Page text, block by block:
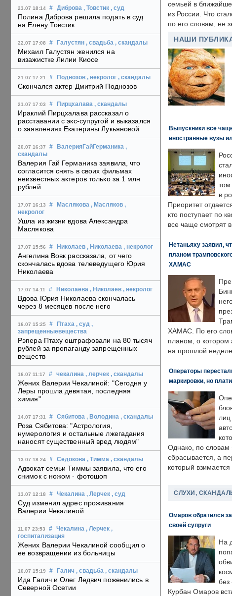
23.07 18:14 # Диброва , Товстик , суд
Полина Диброва решила подать в суд
на Елену Товстик
22.07 17:08 # Галустян , свадьба , скандалы
Михаил Галустян женился на
визажистке Лилии Киосе
21.07 17:21 # Поднозов , некролог , скандалы
Скончался актер Дмитрий Поднозов
21.07 17:03 # Пирцхалава , скандалы
Ираклий Пирцхалава рассказал о
расставании с экс-супругой и выказался
о заявлениях Екатерины Лукьяновой
20.07 16:37 # ВалерияГайГерманика ,
скандалы
Валерия Гай Германика заявила, что
согласится снять в своих фильмах
неизвестных актеров только за 1 млн
рублей
17.07 16:13 # Маслякова , Масляков ,
некролог
Ушла из жизни вдова Александра
Маслякова
17.07 15:56 # Николаев , Николаева , некролог
Ангелина Вовк рассказала, от чего
скончалась вдова телеведущего Юрия
Николаева
17.07 14:11 # Николаева , Николаев , некролог
Вдова Юрия Николаева скончалась
через 8 месяцев после него
16.07 15:25 # Птаха , суд ,
запрещенныевещества
Рэпера Птаху оштрафовали на 80 тысяч
рублей за пропаганду запрещенных
веществ
16.07 11:17 # чекалина , лерчек , скандалы
Жених Валерии Чекалиной: "Сегодня у
Леры прошла девятая, последняя
химия"
14.07 17:31 # Сябитова , Володина , скандалы
Роза Сябитова: "Астрология,
нумерология и остальные лжегадания
наносят существенный вред людям"
13.07 18:24 # Седокова , Тимма , скандалы
Адвокат семьи Тиммы заявила, что его
снимок с ножом - фотошоп
13.07 12:18 # Чекалина , Лерчек , суд
Суд изменил адрес проживания
Валерии Чекалиной
11.07 23:53 # Чекалина , Лерчек ,
госпитализация
Жених Валерии Чекалиной сообщил о
ее возвращении из больницы
10.07 15:19 # Галич , свадьба , скандалы
Ида Галич и Олег Ледвич поженились в
Северной Осетии
семьей в
из России. Что
по его словам, не
НАШИ
Выпускники все
иностранные вузы
том
в
Приоритет
кто поступает по
все чаще смотрят
Нетаньяху заявил,
планом
ХАМАС
ХАМАС. По его
планом, о котором
на прошлой
Операторы
маркировки, но
лиц
Однако, по словам
сбрасывается, а
который
СЛУХИ,
Омаров обратился
своей супруги
На
без
Курбан Омаров